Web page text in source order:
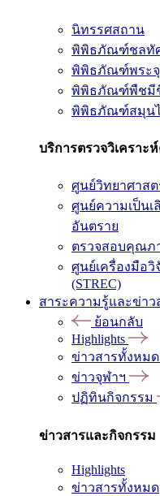
นิทรรศสถาน
พิพิธภัณฑ์ชลทั
พิพิธภัณฑ์พระ
พิพิธภัณฑ์พืชมี
พิพิธภัณฑ์สมุน
บริการตรวจวิเคราะ
ศูนย์วิทยาศาส
ศูนย์ความเป็นเ
อันตราย
ตรวจสอบคุณภ
ศูนย์เครื่องมือวิ
(STREC)
สาระความรู้และข่าว
ย้อนกลับ
Highlights
ข่าวสารทั้งหมด
ข่าวจุฬาฯ
ปฏิทินกิจกรรม
ข่าวสารและกิจกรรม
Highlights
ข่าวสารทั้งหมด